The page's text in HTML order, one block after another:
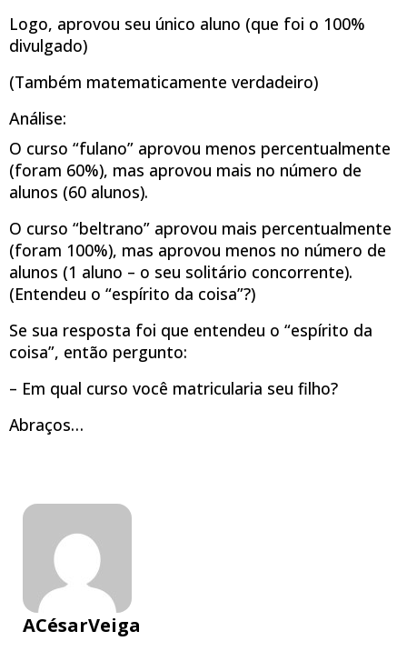
Logo, aprovou seu único aluno (que foi o 100%
divulgado)
(Também matematicamente verdadeiro)
Análise:
O curso “fulano” aprovou menos percentualmente
(foram 60%), mas aprovou mais no número de
alunos (60 alunos).
O curso “beltrano” aprovou mais percentualmente
(foram 100%), mas aprovou menos no número de
alunos (1 aluno – o seu solitário concorrente).
(Entendeu o “espírito da coisa”?)
Se sua resposta foi que entendeu o “espírito da
coisa”, então pergunto:
– Em qual curso você matricularia seu filho?
Abraços…
ACésarVeiga